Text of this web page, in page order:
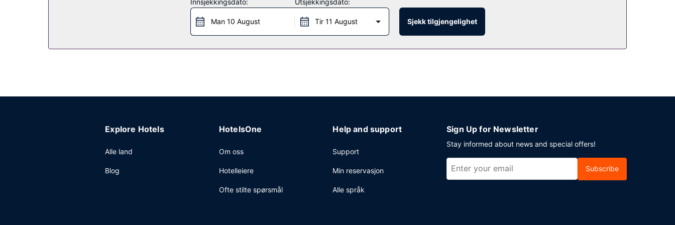
Spis middag på La Fata Ignorante, en restaurant som spesialiserer seg på italienske retter. Du kan også få noe lett å bite i på kafeen. Stedet har en bar/lounge hvor
du kan slukke tørsten med din yndlingsdrink. Frokostbuffé tilbys daglig fra kl. 07.00 til kl. 10.30 mot et tillegg.
Innsjekkingsdato:
Man 10 August
Utsjekkingsdato:
Tir 11 August Sjekk tilgjengelighet
Explore Hotels
Alle land
Blog
HotelsOne
Om oss
Hotelleiere
Ofte stilte spørsmål
Help and support
Support
Min reservasjon
Alle språk
Sign Up for Newsletter
Stay informed about news and special offers!
Subscribe